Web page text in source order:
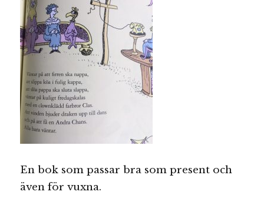
En bok som passar bra som present och
även för vuxna.